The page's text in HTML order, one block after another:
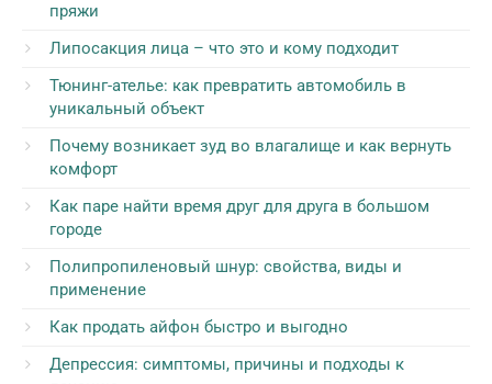
пряжи
Липосакция лица – что это и кому подходит
Тюнинг-ателье: как превратить автомобиль в
уникальный объект
Почему возникает зуд во влагалище и как вернуть
комфорт
Как паре найти время друг для друга в большом
городе
Полипропиленовый шнур: свойства, виды и
применение
Как продать айфон быстро и выгодно
Депрессия: симптомы, причины и подходы к